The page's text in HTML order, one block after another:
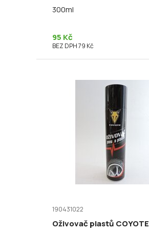
300ml
95 Kč
BEZ DPH 79 Kč
190431022
Oživovač plastů COYOTE